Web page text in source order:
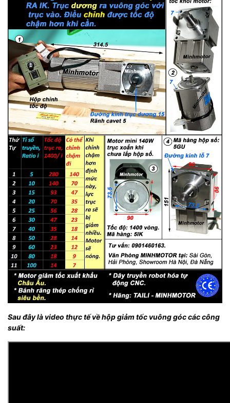
Sau đây là video thực tế về hộp giảm tốc vuông góc các công
suất: